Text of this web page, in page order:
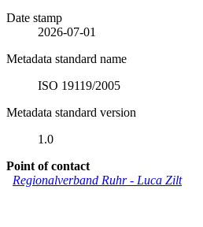
Date stamp
2026-07-01
Metadata standard name
ISO 19119/2005
Metadata standard version
1.0
Point of contact
Regionalverband Ruhr- Luca Zilt